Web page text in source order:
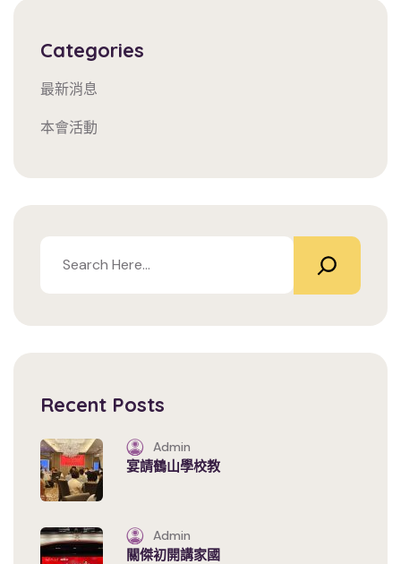
Categories
最新消息
本會活動
Recent Posts
Admin
宴請鶴山學校教
Admin
關傑初開講家國